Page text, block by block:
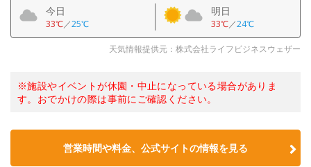
今日
33℃／25℃
明日
33℃／24℃
天気情報提供元：株式会社ライフビジネスウェザー
※施設やイベントが休園・中止になっている場合がありま
す。おでかけの際は事前にご確認ください。
営業時間や料金、公式サイトの情報を見る